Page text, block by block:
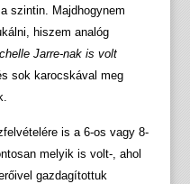
szintin. Majdhogynem
hiszem analóg
Jarre-nak is volt
sok karocskával meg
is a 6-os vagy 8-
melyik is volt-, ahol
gazdagítottuk